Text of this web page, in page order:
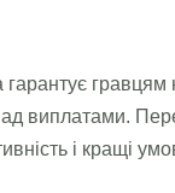
гарантує
виплатами.
і кращі